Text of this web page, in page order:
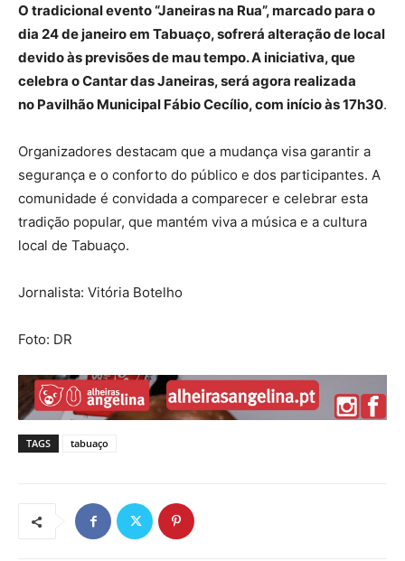
O tradicional evento “Janeiras na Rua”, marcado para o
dia 24 de janeiro em Tabuaço, sofrerá alteração de local
devido às previsões de mau tempo. A iniciativa, que
celebra o Cantar das Janeiras, será agora realizada
no Pavilhão Municipal Fábio Cecílio, com início às 17h30.
Organizadores destacam que a mudança visa garantir a
segurança e o conforto do público e dos participantes. A
comunidade é convidada a comparecer e celebrar esta
tradição popular, que mantém viva a música e a cultura
local de Tabuaço.
Jornalista: Vitória Botelho
Foto: DR
TAGS tabuaço